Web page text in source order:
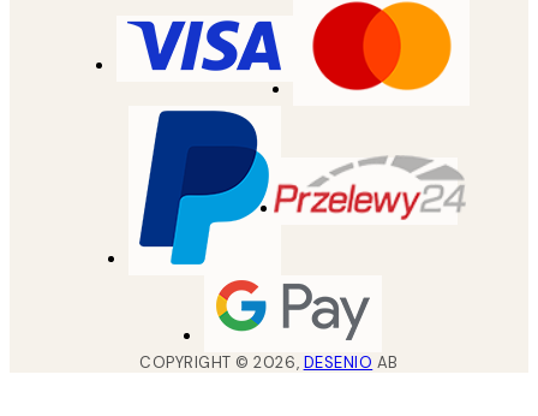
COPYRIGHT ©2026, DESENIO AB